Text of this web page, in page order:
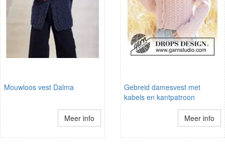
Mouwloos vest Dalma
Meer info
Gebreid damesvest met
kabels en kantpatroon
Meer info